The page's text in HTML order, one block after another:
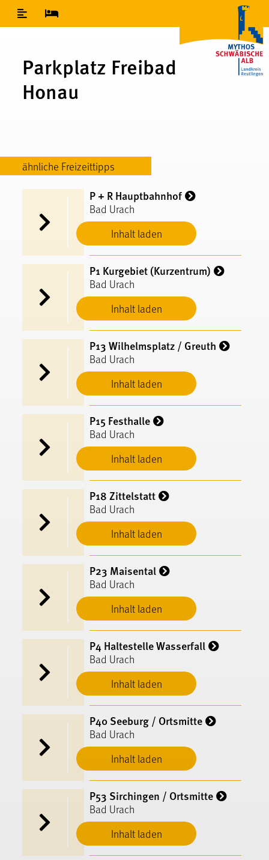
Inhaltsverzeichnis
Parkplatz Freibad
Honau
ähnliche Freizeittipps
Inhalt laden
P + R Hauptbahnhof
Bad Urach
Inhalt laden
P1 Kurgebiet (Kurzentrum)
Bad Urach
Inhalt laden
P13 Wilhelmsplatz / Greuth
Bad Urach
Inhalt laden
P15 Festhalle
Bad Urach
Inhalt laden
P18 Zittelstatt
Bad Urach
Inhalt laden
P23 Maisental
Bad Urach
Inhalt laden
P4 Haltestelle Wasserfall
Bad Urach
Inhalt laden
P40 Seeburg / Ortsmitte
Bad Urach
Inhalt laden
P53 Sirchingen / Ortsmitte
Bad Urach